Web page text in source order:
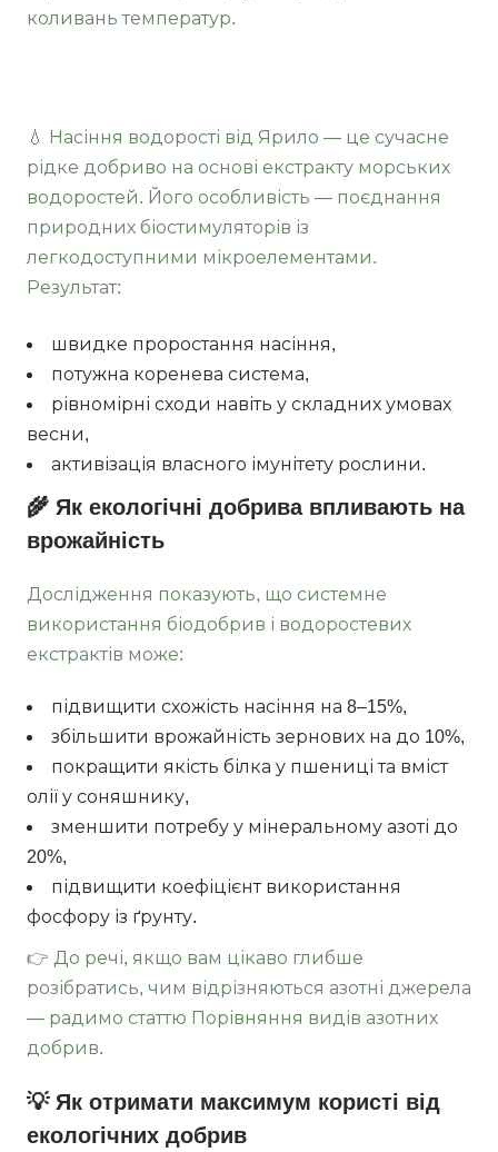
коливань температур.
💧 Насіння водорості від Ярило — це сучасне
рідке добриво на основі екстракту морських
водоростей. Його особливість — поєднання
природних біостимуляторів із
легкодоступними мікроелементами.
Результат:
швидке проростання насіння,
потужна коренева система,
рівномірні сходи навіть у складних умовах
весни,
активізація власного імунітету рослини.
🌾 Як екологічні добрива впливають на
врожайність
Дослідження показують, що системне
використання біодобрив і водоростевих
екстрактів може:
підвищити схожість насіння на 8–15%,
збільшити врожайність зернових на до 10%,
покращити якість білка у пшениці та вміст
олії у соняшнику,
зменшити потребу у мінеральному азоті до
20%,
підвищити коефіцієнт використання
фосфору із ґрунту.
👉 До речі, якщо вам цікаво глибше
розібратись, чим відрізняються азотні джерела
— радимо статтю Порівняння видів азотних
добрив.
💡 Як отримати максимум користі від
екологічних добрив